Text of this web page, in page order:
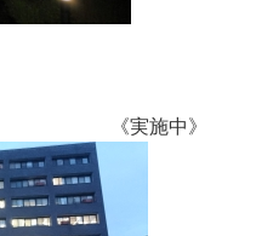
施中》